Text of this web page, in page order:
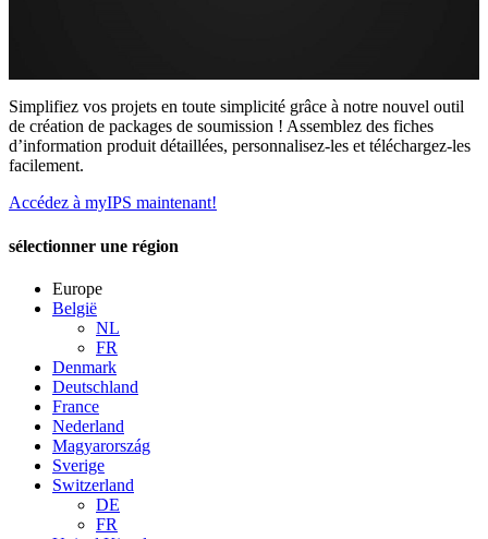
Simplifiez vos projets en toute simplicité grâce à notre nouvel outil
de création de packages de soumission ! Assemblez des fiches
d’information produit détaillées, personnalisez-les et téléchargez-les
facilement.
Accédez à myIPS maintenant!
sélectionner une région
Europe
België
NL
FR
Denmark
Deutschland
France
Nederland
Magyarország
Sverige
Switzerland
DE
FR